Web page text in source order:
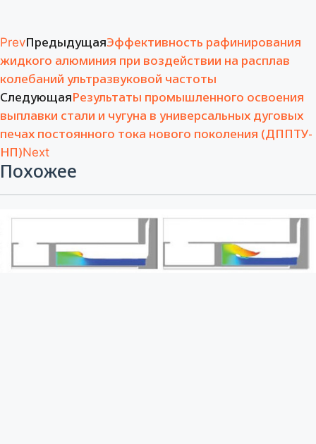
PrevПредыдущаяЭффективность рафинирования
жидкого алюминия при воздействии на расплав
колебаний ультразвуковой частоты
СледующаяРезультаты промышленного освоения
выплавки стали и чугуна в универсальных дуговых
печах постоянного тока нового поколения (ДППТУ-
НП)Next
Похожее